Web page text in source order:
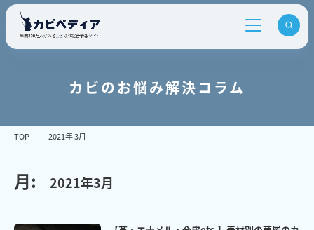
カビのお悩み解決コラム
TOP 2021年 3月
月: 2021年3月